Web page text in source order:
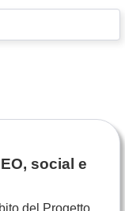
social e
del Progetto